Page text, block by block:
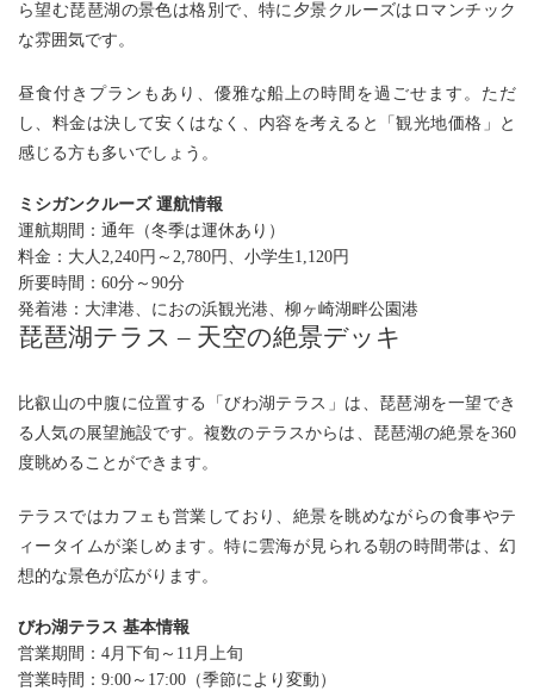
ら望む琵琶湖の景色は格別で、特に夕景クルーズはロマンチック
な雰囲気です。
昼食付きプランもあり、優雅な船上の時間を過ごせます。ただ
し、料金は決して安くはなく、内容を考えると「観光地価格」と
感じる方も多いでしょう。
ミシガンクルーズ 運航情報
運航期間：通年（冬季は運休あり）
料金： 大人2,240円～2,780円、小学生1,120円
所要時間：60分～90分
発着港：大津港、におの浜観光港、柳ヶ崎湖畔公園港
琵琶湖テラス – 天空の絶景デッキ
比叡山の中腹に位置する「びわ湖テラス」は、琵琶湖を一望でき
る人気の展望施設です。複数のテラスからは、琵琶湖の絶景を360
度眺めることができます。
テラスではカフェも営業しており、絶景を眺めながらの食事やテ
ィータイムが楽しめます。特に雲海が見られる朝の時間帯は、幻
想的な景色が広がります。
びわ湖テラス 基本情報
営業期間：4月下旬～11月上旬
営業時間：9:00～17:00（季節により変動）